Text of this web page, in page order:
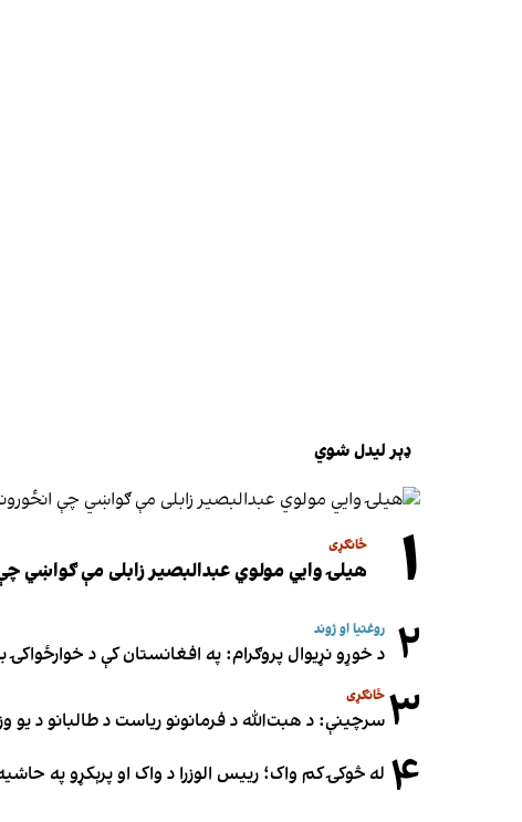
ډېر لیدل شوي
۱ ځانګړی
هیلۍ وایي مولوي عبدالبصیر زابلی مې ګواښي
۲ روغتیا او ژوند
د خوړو نړیوال پروګرام: په افغانستان کې د خوارځواکۍ
۳ ځانګړی
سرچینې: د هبت‌الله د فرمانونو ریاست د طالبانو د یو
۴ له څوکۍ کم واک؛ رییس الوزرا د واک او پرېکړو په